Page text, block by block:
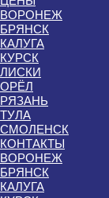
ВОРОНЕЖ
БРЯНСК
КАЛУГА
КУРСК
ЛИСКИ
ОРЁЛ
РЯЗАНЬ
ТУЛА
СМОЛЕНСК
КОНТАКТЫ
ВОРОНЕЖ
БРЯНСК
КАЛУГА